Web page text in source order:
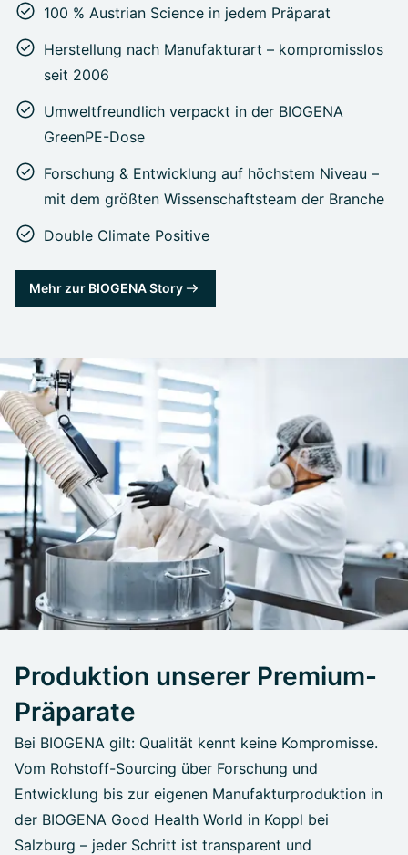
100 % Austrian Science in jedem Präparat
Herstellung nach Manufakturart – kompromisslos
seit 2006
Umweltfreundlich verpackt in der BIOGENA
GreenPE-Dose
Forschung & Entwicklung auf höchstem Niveau –
mit dem größten Wissenschaftsteam der Branche
Double Climate Positive
Mehr zur BIOGENA Story
Produktion unserer Premium-
Präparate
Bei BIOGENA gilt: Qualität kennt keine Kompromisse.
Vom Rohstoff-Sourcing über Forschung und
Entwicklung bis zur eigenen Manufakturproduktion in
der BIOGENA Good Health World in Koppl bei
Salzburg – jeder Schritt ist transparent und